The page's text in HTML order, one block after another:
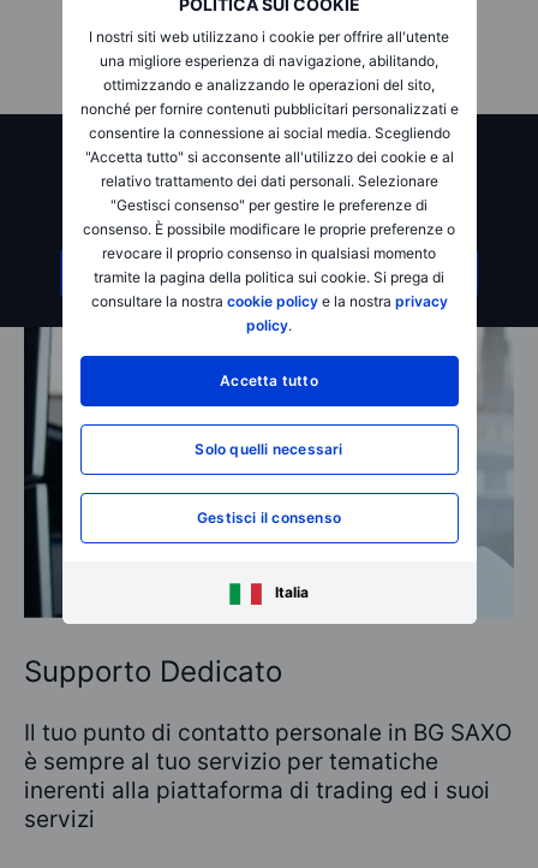
POLITICA SUI COOKIE
I nostri siti web utilizzano i cookie per offrire all'utente
una migliore esperienza di navigazione, abilitando,
ottimizzando e analizzando le operazioni del sito,
nonché per fornire contenuti pubblicitari personalizzati e
consentire la connessione ai social media. Scegliendo
"Accetta tutto" si acconsente all'utilizzo dei cookie e al
relativo trattamento dei dati personali. Selezionare
"Gestisci consenso" per gestire le preferenze di
consenso. È possibile modificare le proprie preferenze o
revocare il proprio consenso in qualsiasi momento
tramite la pagina della politica sui cookie. Si prega di
consultare la nostra cookie policye la nostra privacy
policy.
Accetta tutto
Solo quelli necessari
Gestisci il consenso
Italia
Scopri di più
BG SAXO - Esperienza, Tecnologia,
Trading.
Completa il form in 5 minuti
Diventa cliente
Supporto Dedicato
Il tuo punto di contatto personale in BG SAXO
è sempre al tuo servizio per tematiche
inerenti alla piattaforma di trading ed i suoi
servizi